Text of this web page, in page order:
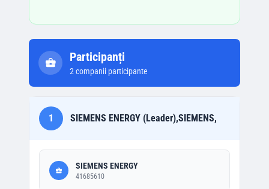
Participanți
2 companii participante
1 SIEMENS ENERGY (Leader),SIEMENS,
SIEMENS ENERGY
41685610